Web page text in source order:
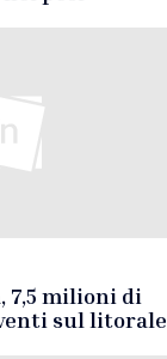
7,5 milioni di
sul litorale